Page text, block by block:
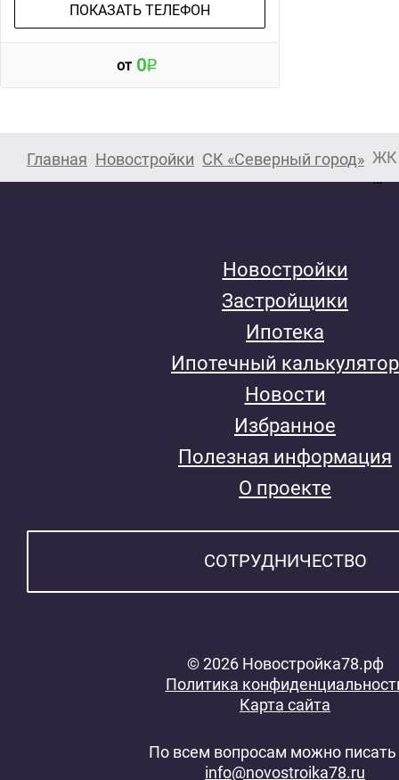
ПОКАЗАТЬ ТЕЛЕФОН
от 0
Главная Новостройки СК «Северный город» ЖК
Новостройки
Застройщики
Ипотека
Ипотечный калькулятор
Новости
Избранное
Полезная информация
О проекте
СОТРУДНИЧЕСТВО
© 2026 Новостройка78.рф
Политика
Карта сайта
По всем вопросам можно писать
info@novostroika78.ru